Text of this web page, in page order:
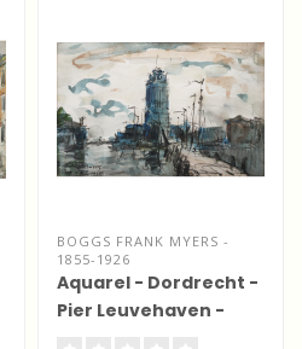
BOGGS FRANK MYERS -
1855-1926
Aquarel - Dordrecht -
Pier Leuvehaven -